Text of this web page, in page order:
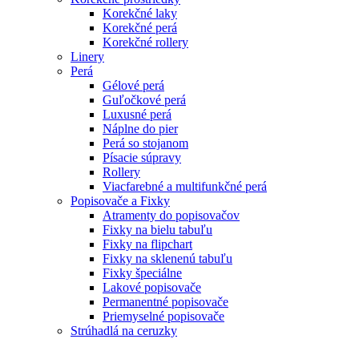
Korekčné laky
Korekčné perá
Korekčné rollery
Linery
Perá
Gélové perá
Guľočkové perá
Luxusné perá
Náplne do pier
Perá so stojanom
Písacie súpravy
Rollery
Viacfarebné a multifunkčné perá
Popisovače a Fixky
Atramenty do popisovačov
Fixky na bielu tabuľu
Fixky na flipchart
Fixky na sklenenú tabuľu
Fixky špeciálne
Lakové popisovače
Permanentné popisovače
Priemyselné popisovače
Strúhadlá na ceruzky